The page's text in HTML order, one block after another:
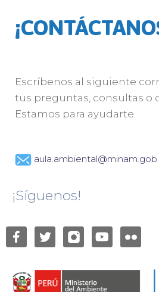
Escríbenos al siguiente
tus preguntas, consultas o
Estamos para ayudarte.
¡Síguenos!